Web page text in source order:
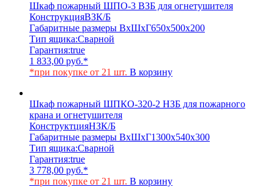
Шкаф пожарный ШПО-3 ВЗБ для огнетушителя
КонструкцияВЗК/Б
Габаритные размеры ВхШхГ650х500х200
Тип ящика:Сварной
Гарантия:true
1 833,00 руб.*
*при покупке от 21 шт. В корзину
Шкаф пожарный ШПКО-320-2 НЗБ для пожарного
крана и огнетушителя
КонструктцияНЗК/Б
Габаритные размеры ВхШхГ1300х540х300
Тип ящика:Сварной
Гарантия:true
3 778,00 руб.*
*при покупке от 21 шт. В корзину